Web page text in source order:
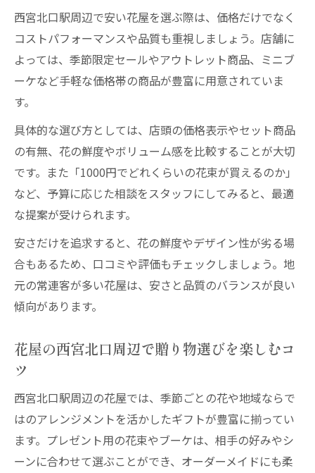
西宮北口駅周辺で安い花屋を選ぶ際は、価格だけでなく
コストパフォーマンスや品質も重視しましょう。店舗に
よっては、季節限定セールやアウトレット商品、ミニブ
ーケなど手軽な価格帯の商品が豊富に用意されていま
す。
具体的な選び方としては、店頭の価格表示やセット商品
の有無、花の鮮度やボリューム感を比較することが大切
です。また「1000円でどれくらいの花束が買えるのか」
など、予算に応じた相談をスタッフにしてみると、最適
な提案が受けられます。
安さだけを追求すると、花の鮮度やデザイン性が劣る場
合もあるため、口コミや評価もチェックしましょう。地
元の常連客が多い花屋は、安さと品質のバランスが良い
傾向があります。
花屋の西宮北口周辺で贈り物選びを楽しむコ
ツ
西宮北口駅周辺の花屋では、季節ごとの花や地域ならで
はのアレンジメントを活かしたギフトが豊富に揃ってい
ます。プレゼント用の花束やブーケは、相手の好みやシ
ーンに合わせて選ぶことができ、オーダーメイドにも柔